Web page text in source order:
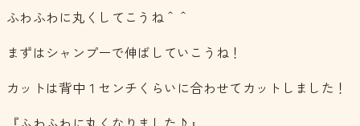
ふわふわに丸くしてこうね＾＾
まずはシャンプーで伸ばしていこうね！
カットは背中１センチくらいに合わせてカットしました！